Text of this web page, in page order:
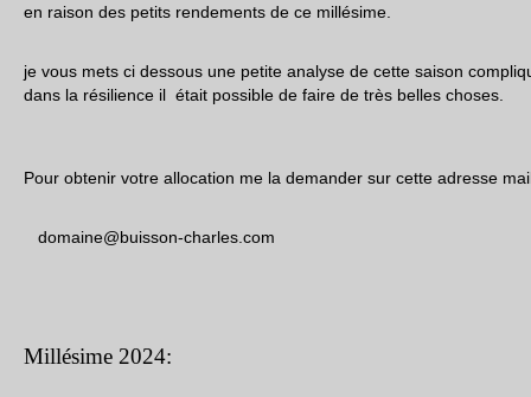
en raison des petits rendements de ce millésime.
je vous mets ci dessous une petite analyse de cette saison
dans la résilience il était possible de faire de très belles choses.
Pour obtenir votre allocation me la demander sur cette adresse
domaine@buisson-charles.com
Millésime 2024: